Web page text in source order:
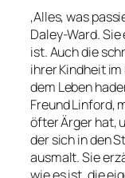
‚Alles, was
Daley-Ward.
ist. Auch die
ihrer Kindheit
dem Leben
Freund Linford,
öfter Ärger hat,
der sich in den
ausmalt. Sie